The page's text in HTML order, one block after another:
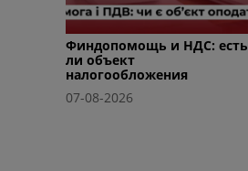
Финдопомощь и НДС: есть
ли объект
налогообложения
07-08-2026